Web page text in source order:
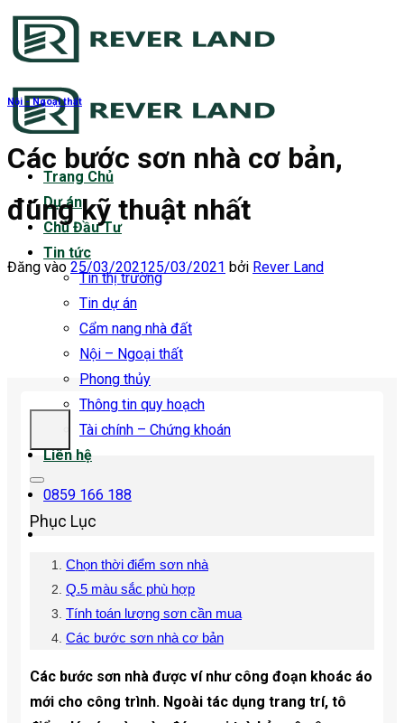
Bỏ
qua
dung
Trang Chủ
Dự án
Chủ Đầu Tư
Tin tức
Tin thị trường
Tin dự án
Cẩm nang nhà đất
Nội – Ngoại thất
Phong thủy
Thông tin quy hoạch
Tài chính – Chứng khoán
Liên hệ
0859 166 188
Nội - Ngoại thất
Các bước sơn nhà cơ bản,
đúng kỹ thuật nhất
Đăng vào 25/03/202125/03/2021 bởi Rever Land
Phục Lục
Chọn thời điểm sơn nhà
Q.5 màu sắc phù hợp
Tính toán lượng sơn cần mua
Các bước sơn nhà cơ bản
Các bước sơn nhà được ví như công đoạn khoác áo
mới cho công trình. Ngoài tác dụng trang trí, tô